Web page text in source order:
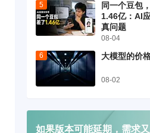
同一个豆包
1.46亿：AI
真问题
08-04
大模型的价
08-02
如果版本可能延期，需求